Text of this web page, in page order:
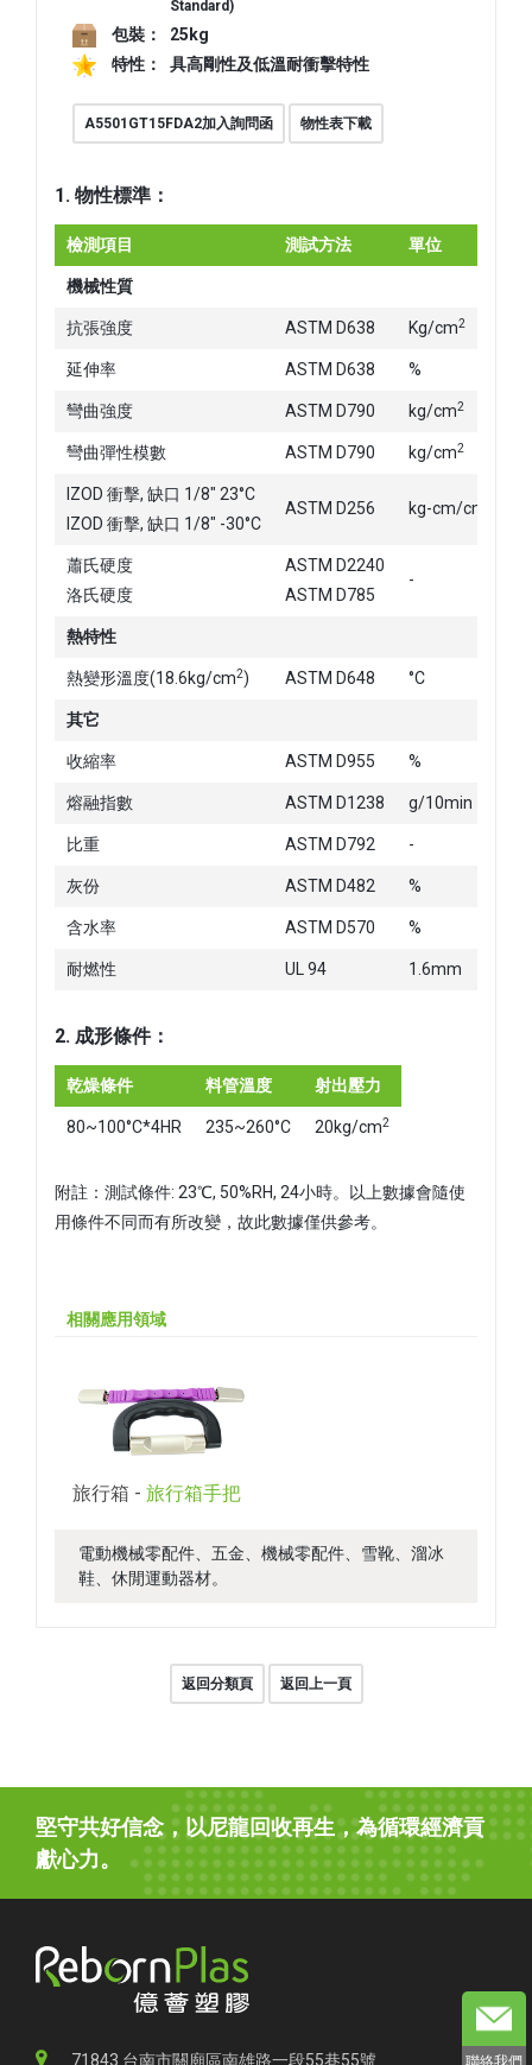
Standard)
包裝：
25kg
特性：
具高剛性及低溫耐衝擊特性
A5501GT15FDA2加入詢問函 物性表下載
1. 物性標準：
檢測項目 測試方法 單位
機械性質
抗張強度 ASTM D638 Kg/cm2
延伸率 ASTM D638 %
彎曲強度 ASTM D790 kg/cm2
彎曲彈性模數 ASTM D790 kg/cm2
IZOD 衝擊, 缺口 1/8" 23°C
IZOD 衝擊, 缺口 1/8" -30°C
ASTM D256 kg-cm/cm
蕭氏硬度
洛氏硬度
ASTM D2240
ASTM D785
-
熱特性
熱變形溫度(18.6kg/cm2) ASTM D648 °C
其它
收縮率 ASTM D955 %
熔融指數 ASTM D1238 g/10min
比重 ASTM D792 -
灰份 ASTM D482 %
含水率 ASTM D570 %
耐燃性 UL 94 1.6mm
2. 成形條件：
乾燥條件 料管溫度 射出壓力
80~100°C*4HR 235~260°C 20kg/cm2
附註：測試條件: 23℃, 50%RH, 24小時。以上數據會隨使
用條件不同而有所改變，故此數據僅供參考。
相關應用領域
旅行箱 - 旅行箱手把
電動機械零配件、五金、機械零配件、雪靴、溜冰
鞋、休閒運動器材。
返回分類頁 返回上一頁
堅守共好信念，以尼龍回收再生，為循環經濟貢
獻心力。
71843 台南市關廟區南雄路一段55巷55號 聯絡我們